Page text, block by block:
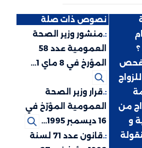
نصوص ذات صلة
من
و
منشور وزير الصحة
العمومية عدد 58
المؤرخ في 8 ماي 1...
قرار وزير الصحة
العمومية المؤرّخ في
16 ديسمبر 1995...
قانون عدد 71 لسنة